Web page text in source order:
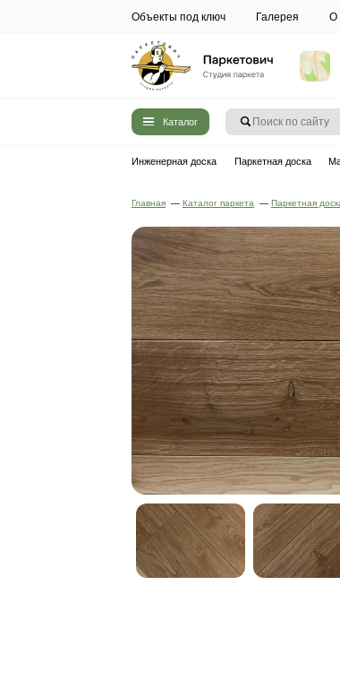
Объекты под ключ
Каталог
Главная — Каталог паркета